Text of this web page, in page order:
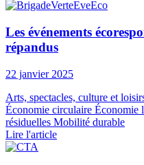
Les événements
répandus
22 janvier 2025
Arts, spectacles, culture et
Économie circulaire Économie
résiduelles Mobilité durable
Lire l'article